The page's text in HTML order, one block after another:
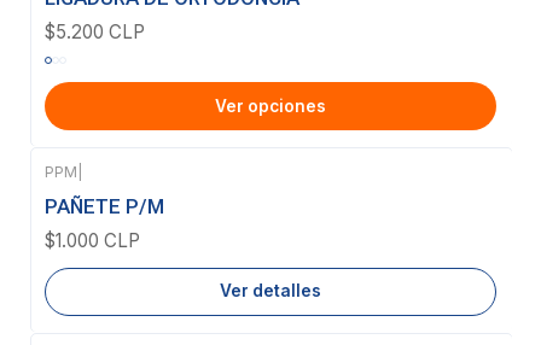
$5.200 CLP
Ver opciones
Agotado
PPM
PAÑETE P/M
$1.000 CLP
Ver detalles